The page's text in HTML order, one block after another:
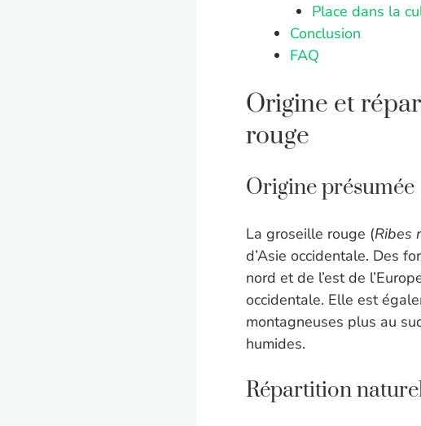
Place dans la
Conclusion
FAQ
Origine et
rouge
Origine présumée
La groseille rouge (Ribes
d’Asie occidentale. Des
nord et de l’est de
occidentale. Elle est
montagneuses plus au
humides.
Répartition